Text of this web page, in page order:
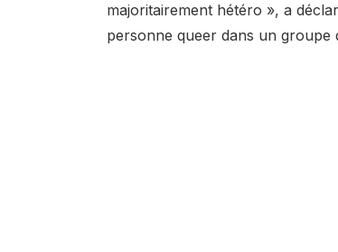
majoritairement hétéro », a
personne queer dans un groupe